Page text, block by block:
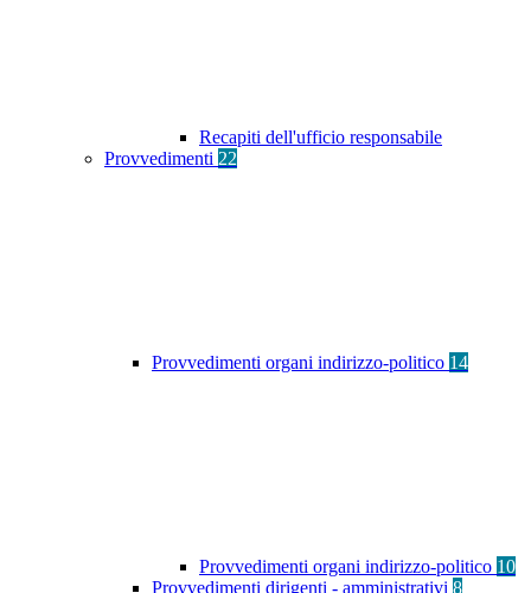
Recapiti dell'ufficio responsabile
Provvedimenti 22
Provvedimenti organi indirizzo-politico 14
Provvedimenti organi indirizzo-politico 10
Provvedimenti dirigenti - amministrativi 8